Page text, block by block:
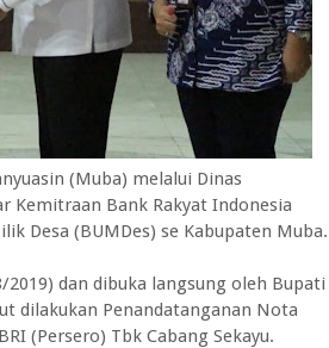
(Muba) melalui Dinas
Kemitraan Bank Rakyat Indonesia
Desa (BUMDes) se Kabupaten Muba.
dan dibuka langsung oleh Bupati
dilakukan Penandatanganan Nota
(Persero) Tbk Cabang Sekayu.